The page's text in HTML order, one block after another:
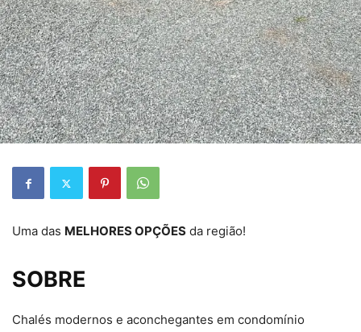
Uma das MELHORES OPÇÕES da região!
SOBRE
Chalés modernos e aconchegantes em condomínio